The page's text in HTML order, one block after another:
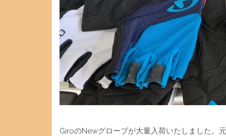
GiroのNewグローブが大量入荷いたしました。